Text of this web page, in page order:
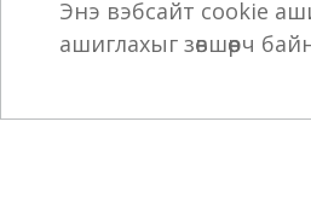
Энэ вэбсайт cookie
ашиглахыг зөвшөөрч